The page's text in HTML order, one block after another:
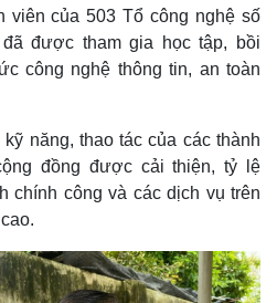
viên của 503 Tổ công nghệ số
được tham gia học tập, bồi
công nghệ thông tin, an toàn
năng, thao tác của các thành
đồng được cải thiện, tỷ lệ
chính công và các dịch vụ trên